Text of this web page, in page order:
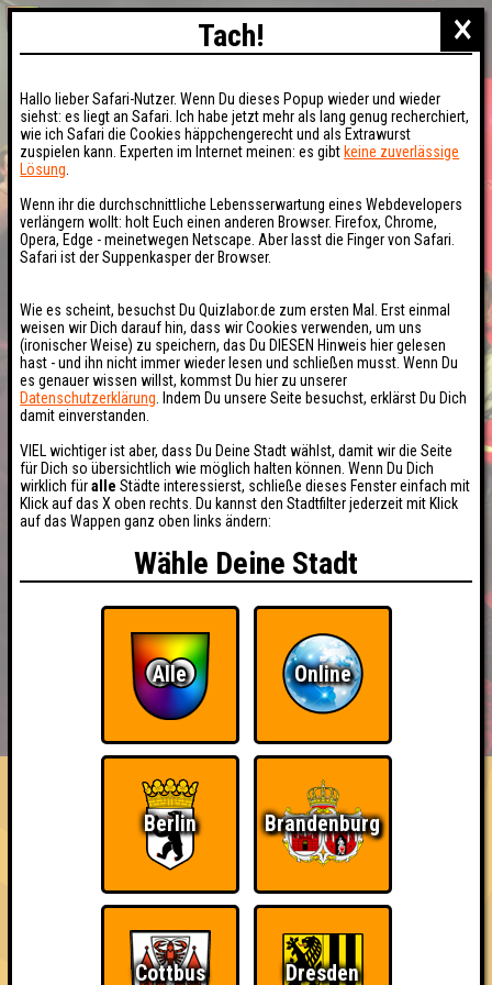
HIGHSCORE RESERVIERUNG
FAQ ÜBER UNS
BINGO BINGO 2026
Benefiz Bingoabend für die Elternhilfe krebskranker Kinder ·
Angemeldete Teams
×
Tach!
Hallo lieber Safari-Nutzer. Wenn Du dieses Popup wieder und wieder
siehst: es liegt an Safari. Ich habe jetzt mehr als lang genug recherchiert,
wie ich Safari die Cookies häppchengerecht und als Extrawurst
zuspielen kann. Experten im Internet meinen: es gibt keine zuverlässige
Lösung
Wenn ihr die durchschnittliche Lebensserwartung eines Webdevelopers
verlängern wollt: holt Euch einen anderen Browser. Firefox, Chrome,
Opera, Edge - meinetwegen Netscape. Aber lasst die Finger von Safari.
Safari ist der Suppenkasper der Browser.
Wie es scheint, besuchst Du Quizlabor.de zum ersten Mal. Erst einmal
weisen wir Dich darauf hin, dass wir Cookies verwenden, um uns
(ironischer Weise) zu speichern, das Du DIESEN Hinweis hier gelesen
hast - und ihn nicht immer wieder lesen und schließen musst. Wenn Du
es genauer wissen willst, kommst Du hier zu unserer
Datenschutzerklärung . Indem Du unsere Seite besuchst, erklärst Du Dich
damit einverstanden.
VIEL wichtiger ist aber, dass Du Deine Stadt wählst, damit wir die Seite
für Dich so übersichtlich wie möglich halten können. Wenn Du Dich
wirklich füralle Städte interessierst, schließe dieses Fenster einfach mit
Klick auf das X oben rechts. Du kannst den Stadtfilter jederzeit mit Klick
auf das Wappen ganz oben links ändern:
Wähle Deine Stadt
Alle Online
Berlin Brandenburg
Cottbus Dresden